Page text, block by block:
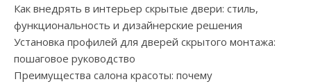
Как внедрять в интерьер скрытые двери: стиль,
функциональность и дизайнерские решения
Установка профилей для дверей скрытого монтажа:
пошаговое руководство
Преимущества салона красоты: почему